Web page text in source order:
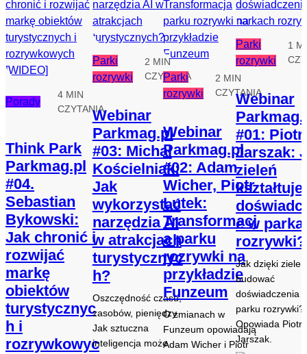
Porady
Think Park
Parkmag.pl
#04.
Sebastian
Bykowski:
Jak chronić i
rozwijać
markę
obiektów
turystycznyc
h i
rozrywkowyc
4 MIN
CZYTANIA
Parki
rozrywki
Webinar
Parkmag.pl
#03: Michał
Kościelniak:
Jak
wykorzystać
narzędzia AI
w atrakcjach
turystycznyc
h?
Oszczędność czasu,
zasobów, pieniędzy.
Jak sztuczna
inteligencja może
2 MIN
CZYTANIA
Parki
rozrywki
Webinar
Parkmag.pl
#02: Adam
Wicher, Piotr
Lutek:
Transformacj
a parku
rozrywki na
przykładzie
Funzeum
O zmianach w
Funzeum opowiadają
Adam Wicher i Piotr
2 MIN
CZYTANIA
Parki
rozrywki
Webinar
#01: Piotr
Jarszak:
zieleń
kształtuje
e w
rozrywki?
Jak dzięki
budować
doświadczenia
parku rozrywki?
Opowiada Piotr
Jarszak.
1